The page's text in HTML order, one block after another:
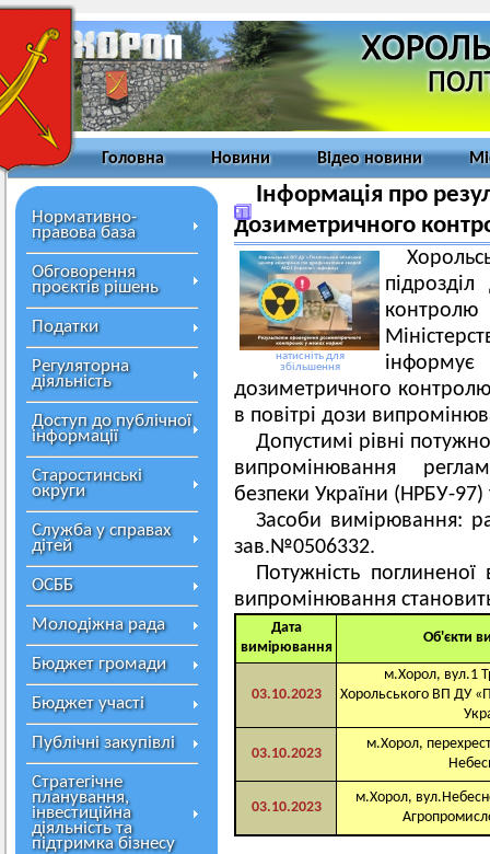
Головна Новини Відео новини
Нормативно-
правова база
Обговорення
проєктів рішень
Податки
Регуляторна
діяльність
Доступ до публічної
інформації
Старостинські
округи
Служба у справах
дітей
ОСББ
Молодіжна рада
Бюджет громади
Бюджет участі
Публічні закупівлі
Стратегічне
планування,
інвестиційна
діяльність та
підтримка бізнесу
Інформація про
дозиметричного
натисніть для
збільшення
дозиметричного
в повітрі дози
Допустимі рівні
випромінювання
безпеки України (НРБУ-
Засоби вимірювання:
зав.№0506332.
Потужність
випромінювання
Дата
вимірювання
Об'єкти
03.10.2023
м.Хорол, вул.1
Хорольського ВП ДУ
03.10.2023
м.Хорол,
03.10.2023
м.Хорол,